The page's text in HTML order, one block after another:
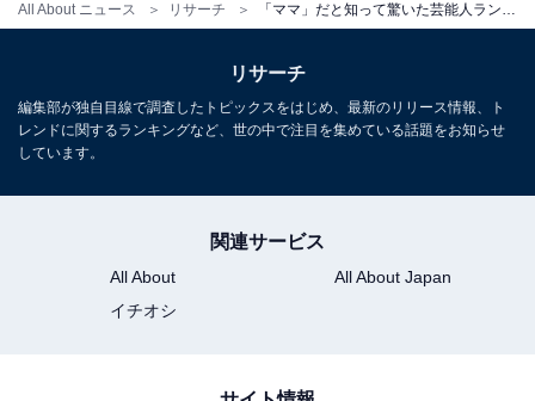
All About ニュース リサーチ 「ママ」だと知って驚いた芸能人ランキング！ 3位「清野菜名」、2位「北川景子」、1位は？
リサーチ
編集部が独自目線で調査したトピックスをはじめ、最新のリリース情報、ト
レンドに関するランキングなど、世の中で注目を集めている話題をお知らせ
しています。
関連サービス
All About
All About Japan
イチオシ